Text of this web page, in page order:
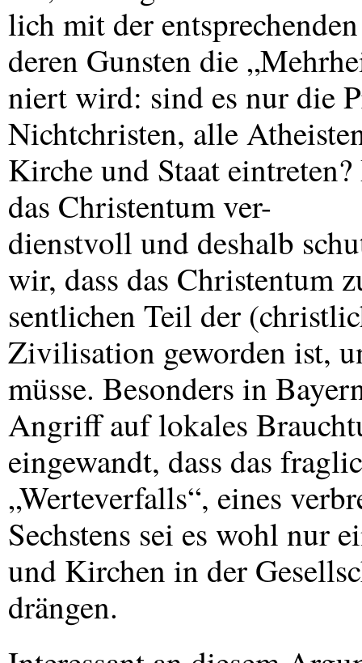
lich mit der
deren Gunsten die
niert wird: sind es nur die
Nichtchristen, alle
Kirche und Staat
das Christentum ver-
dienstvoll und deshalb
wir, dass das Christentum
sentlichen Teil der
Zivilisation geworden ist,
müsse. Besonders in
Angriff auf lokales
eingewandt, dass das
„Werteverfalls“, eines
Sechstens sei es wohl nur
und Kirchen in der
drängen.